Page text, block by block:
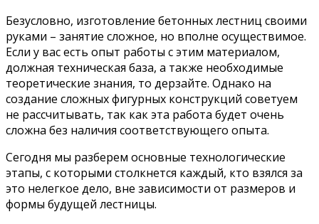
Безусловно, изготовление бетонных лестниц своими
руками – занятие сложное, но вполне осуществимое.
Если у вас есть опыт работы с этим материалом,
должная техническая база, а также необходимые
теоретические знания, то дерзайте. Однако на
создание сложных фигурных конструкций советуем
не рассчитывать, так как эта работа будет очень
сложна без наличия соответствующего опыта.
Сегодня мы разберем основные технологические
этапы, с которыми столкнется каждый, кто взялся за
это нелегкое дело, вне зависимости от размеров и
формы будущей лестницы.